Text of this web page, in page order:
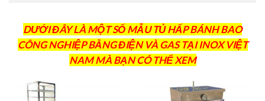
DƯỚI ĐÂY LÀ MỘT SỐ MẪU TỦ HẤP BÁNH BAO
CÔNG NGHIỆP BẰNG ĐIỆN VÀ GAS TẠI INOX VIỆT
NAM MÀ BẠN CÓ THỂ XEM